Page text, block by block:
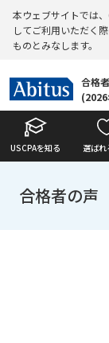
本ウェブサイトでは
してご利用いただく際
ものとみなします。
合格
USCPAを知る 選ば
合格者の声